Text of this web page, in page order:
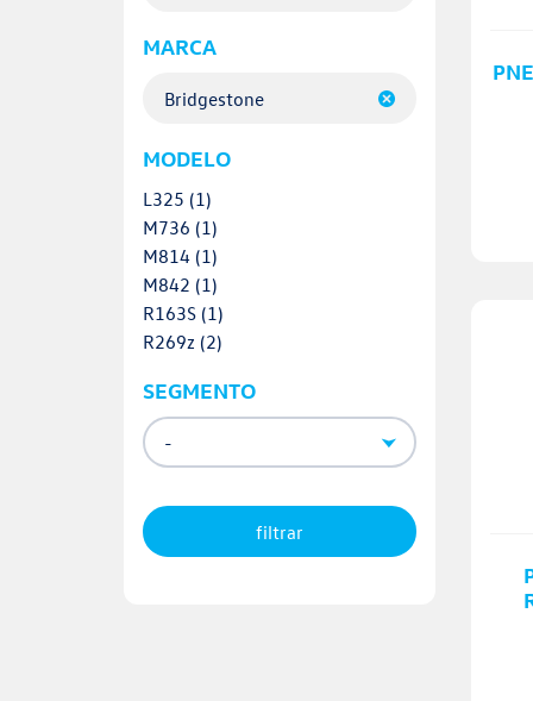
MARCA
Bridgestone
MODELO
L325 (1)
M736 (1)
M814 (1)
M842 (1)
R163S (1)
R269z (2)
SEGMENTO
filtrar